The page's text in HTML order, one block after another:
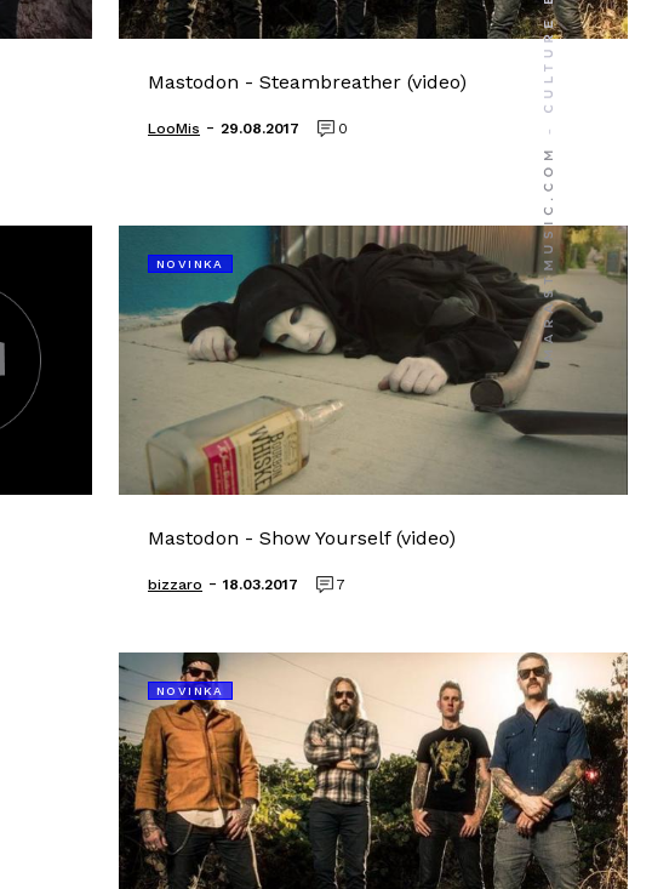
Mastodon - Steambreather (video)
LooMis - 29.08.2017 0
NOVINKA
Mastodon - Show Yourself (video)
bizzaro - 18.03.2017 7
NOVINKA